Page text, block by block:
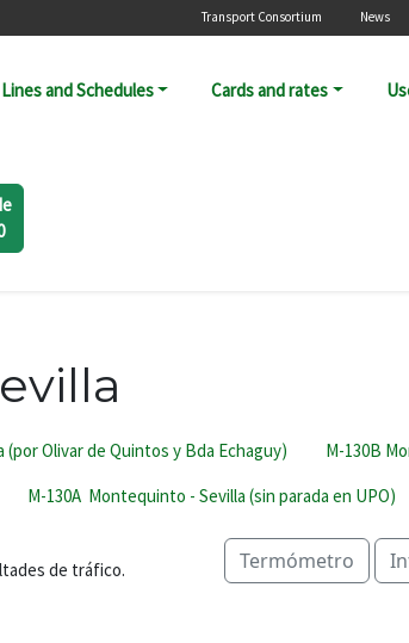
Menú secundario
Transport Consortium News
Lines and Schedules Cards and rates
Olivar de Quintos y Bda Echaguy)
M-130B
M-130A Montequinto - Sevilla (sin parada en UPO)
Termómetro
de tráfico.